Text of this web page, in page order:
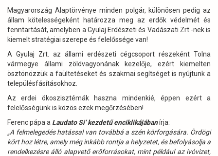
Magyarország Alaptörvénye minden polgár, különösen pedig az
állam kötelességeként határozza meg az erdők védelmét és
fenntartását, amelyben a Gyulaj Erdészeti és Vadászati Zrt.-nek is
kiemelt stratégiai szerepe és felelőssége van!
A Gyulaj Zrt. az állami erdészeti cégcsoport részeként Tolna
vármegye állami zöldvagyonának kezelője, ezért kiemelten
ösztönözzük a faültetéseket és szakmai segítséget is nyújtunk a
településfásításokhoz.
Az erdei ökoszisztémák haszna mindenkié, éppen ezért a
felelősségünk is közös ezek megőrzésében!
Ferenc pápa a Laudato Si’ kezdetű enciklikájábanírja:
„A felmelegedés hatással van továbbá a szén körforgására. Ördögi
kört hoz létre, amely még inkább rontja a helyzetet, és befolyásolja a
rendelkezésre álló alapvető erőforrásokat, mint például az ivóvizet,